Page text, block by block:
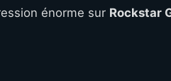
énorme sur Rockstar